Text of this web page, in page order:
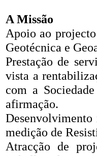
A Missão
Apoio ao
Geotécnica e
Prestação de
vista a
com a
afirmação.
medição de
Atracção de